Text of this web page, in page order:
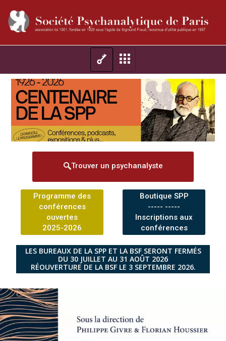
Trouver un psychanalyste
Programme des
conférences
ouvertes
2025-2026
Boutique SPP
----- -----
Inscriptions aux
conférences
LES BUREAUX DE LA SPP ET LA BSF SERONT FERMÉS
DU 30 JUILLET AU 31 AOÛT 2026
RÉOUVERTURE DE LA BSF LE 3 SEPTEMBRE 2026.